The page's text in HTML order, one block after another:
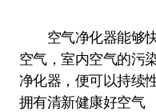
空气净化器能够快
空气，室内空气的污
净化器，便可以持续
拥有清新健康好空气